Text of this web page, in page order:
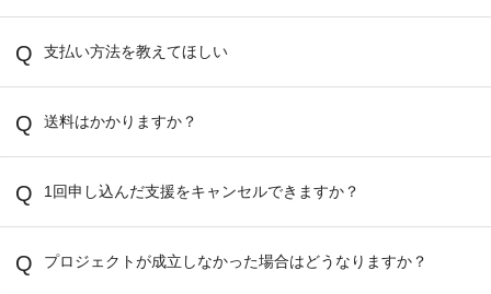
支払い方法を教えてほしい
送料はかかりますか？
1回申し込んだ支援をキャンセルできますか？
プロジェクトが成立しなかった場合はどうなりますか？